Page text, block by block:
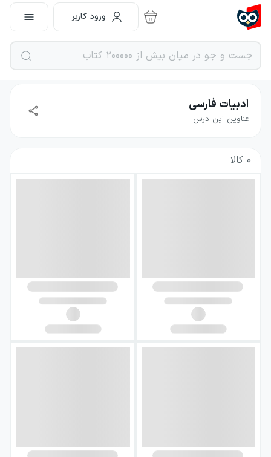
ورود کاربر
ادبیات فارسی
عناوین این درس
0 کالا